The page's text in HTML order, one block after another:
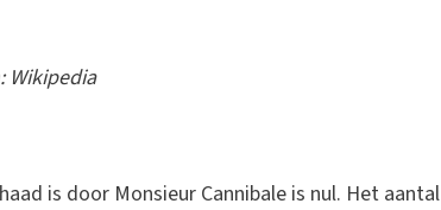
Wikipedia
is door Monsieur Cannibale is nul. Het aantal